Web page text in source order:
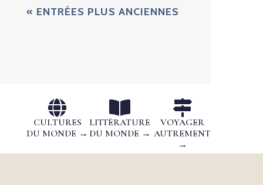
« ENTRÉES PLUS ANCIENNES

CULTURES
DU MONDE →

LITTÉRATURE
DU MONDE →

VOYAGER
AUTREMENT
→